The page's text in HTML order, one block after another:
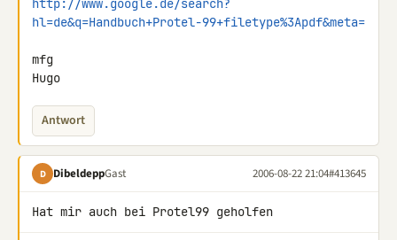
http://www.google.de/search?
hl=de&q=Handbuch+Protel-99+filetype%3Apdf&meta=
mfg
Hugo
Antwort
D DibeldeppGast 2006-08-22 21:04#413645
Hat mir auch bei Protel99 geholfen